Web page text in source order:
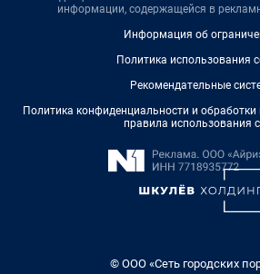
информации, содержащейся в
Информация об
Политика использования
Рекомендательные
Политика конфиденциальности и
правила использования
© ООО «Сеть городских